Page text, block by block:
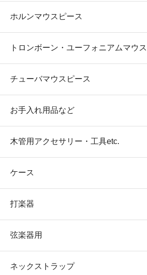
ホルンマウスピース
トロンボーン・ユーフォニアムマウ
チューバマウスピース
お手入れ用品など
木管用アクセサリー・工具etc.
ケース
打楽器
弦楽器用
ネックストラップ